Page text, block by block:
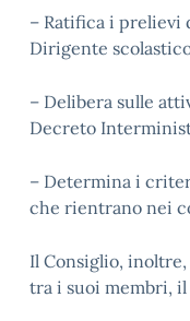
– Ratifica i prelievi
Dirigente
– Delibera sulle
Decreto
– Determina i
che rientrano nei
Il Consiglio, inoltre,
tra i suoi membri,